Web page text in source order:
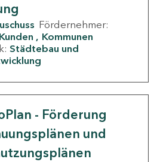
Fördernehmer:
Kommunen
Städtebau und
- Förderung
und